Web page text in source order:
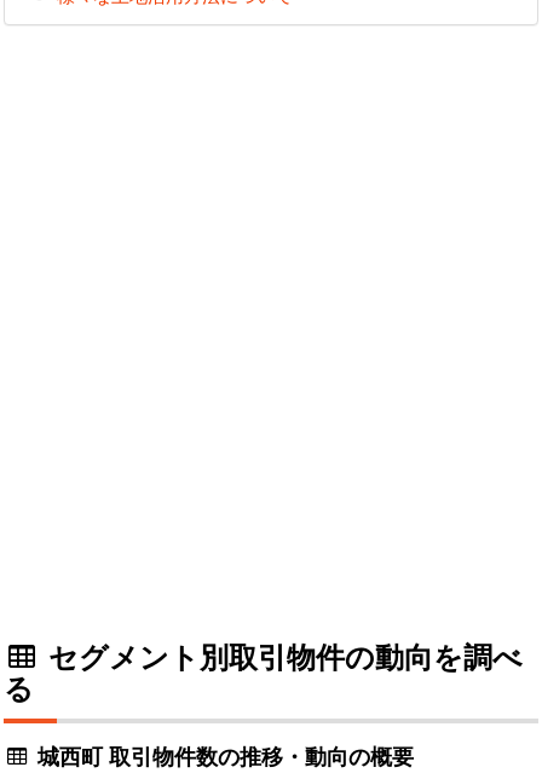
セグメント別取引物件の動向を調べ
る
城西町 取引物件数の推移・動向の概要